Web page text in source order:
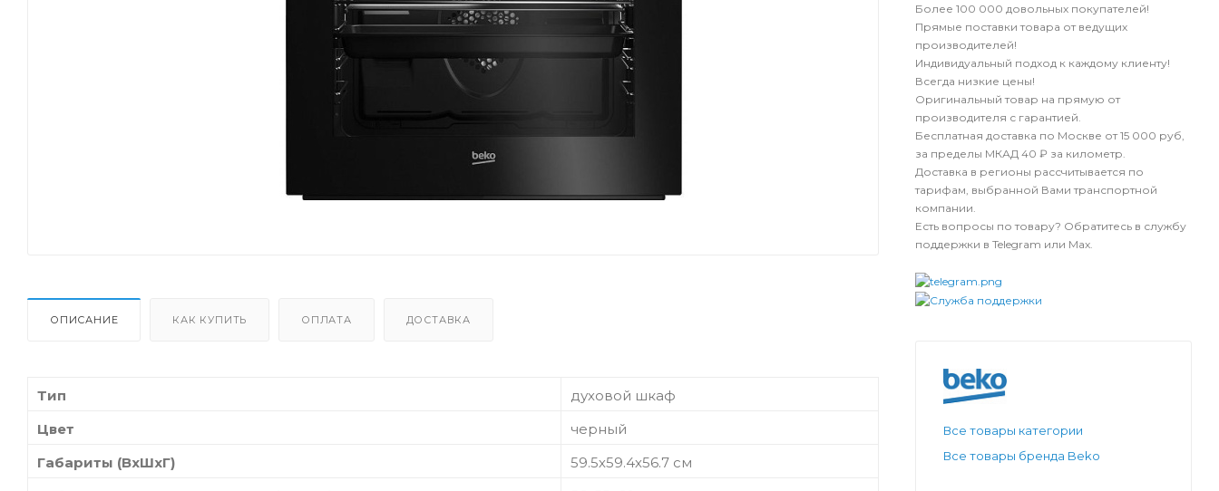
ОПИСАНИЕ КАК КУПИТЬ ОПЛАТА ДОСТАВКА
Тип
духовой шкаф
Цвет
черный
Габариты (ВхШхГ)
59.5х59.4х56.7 см
Более 100 000 довольных покупателей!
Прямые поставки товара от ведущих
производителей!
Индивидуальный подход к каждому клиенту!
Всегда низкие цены!
Оригинальный товар на прямую от
производителя с гарантией.
Бесплатная доставка по Москве от 15 000 руб,
за пределы МКАД 40 ₽ за километр.
Доставка в регионы рассчитывается по
тарифам, выбранной Вами транспортной
компании.
Есть вопросы по товару? Обратитесь в службу
поддержки в Telegram или Max.
Все товары категории
Все товары бренда Beko